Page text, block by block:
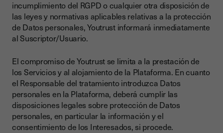
incumplimiento del RGPD o cualquier otra disposición de
las leyes y normativas aplicables relativas a la protección
de Datos personales, Youtrust informará inmediatamente
al Suscriptor/Usuario.
El compromiso de Youtrust se limita a la prestación de
los Servicios y al alojamiento de la Plataforma. En cuanto
el Responsable del tratamiento introduzca Datos
personales en la Plataforma, deberá cumplir las
disposiciones legales sobre protección de Datos
personales, en particular la información y el
consentimiento de los Interesados, si procede.